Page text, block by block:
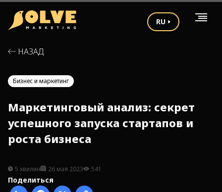
RU
НАЗАД
Бизнес и маркетинг
Маркетинговый анализ: секрет
успешного запуска стартапов и
роста бизнеса
5 хвилин 26 мая 2023 541
Поделиться